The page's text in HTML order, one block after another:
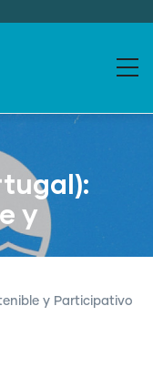
y
y Participativo